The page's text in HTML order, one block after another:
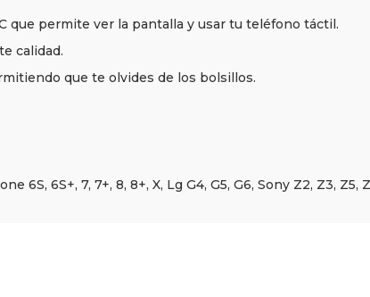
que permite ver la pantalla y usar tu teléfono táctil.
calidad.
que te olvides de los bolsillos.
6S, 6S+, 7, 7+, 8, 8+, X, Lg G4, G5, G6, Sony Z2, Z3, Z5,